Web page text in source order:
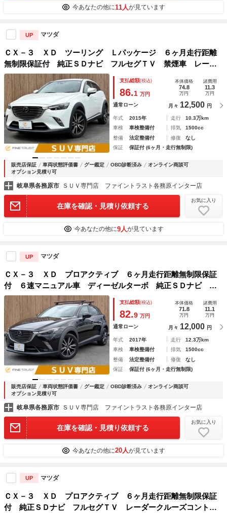
今あなたの他に11人が見ています
UP マツダ
ＣＸ－３ ＸＤ ツーリング Ｌパッケージ ６ヶ月走行距離
無制限保証付 純正ＳＤナビ フルセグＴＶ 禁煙車 レーダ
ークルーズコントロール バックカメラ シートヒーター ハ
ーフレザーシート 衝突軽減ブレーキ Ｂｌｕｅｔｏｏｔｈ
ＬＥＤヘッドライト
支払総額(税込)
86.1 万円
本体価格
74.8
万円
諸費用
11.3
万円
通常ローン 月々 12,500 円
年式 2015年 走行
10.3万km
車検
車検整備付 排気
1500cc
整備
法定整備付 修復
なし
保証
保証付 (6ヶ月・走行無制限)
販売店保証 車両状態評価書 グー鑑定 OBD診断済み
オンライン商談可
オプション見積り可
岐阜県各務原市 ＳＵＶ専門店 ファイントラスト各務原インター店
在庫を確認・見積り依頼する
お気に入り
今あなたの他に9人が見ています
UP マツダ
ＣＸ－３ ＸＤ プロアクティブ ６ヶ月走行距離無制限保証
付 ６速マニュアル車 ディーゼルターボ 純正ＳＤナビ ブ
ラインドスポットモニター 衝突軽減ブレーキ バックカメ
ラ レーダークルーズコントロール ＥＴＣ 禁煙車 フルセ
グＴＶ
支払総額(税込)
82.9 万円
本体価格
71.8
万円
諸費用
11.1
万円
通常ローン 月々 12,000 円
年式 2017年 走行
12.3万km
車検
車検整備付 排気
1500cc
整備
法定整備付 修復
なし
保証
保証付 (6ヶ月・走行無制限)
販売店保証 車両状態評価書 グー鑑定 OBD診断済み
オンライン商談可
オプション見積り可
岐阜県各務原市 ＳＵＶ専門店 ファイントラスト各務原インター店
在庫を確認・見積り依頼する
お気に入り
今あなたの他に20人が見ています
UP マツダ
ＣＸ－３ ＸＤ プロアクティブ ６ヶ月走行距離無制限保証
付 純正ＳＤナビ フルセグＴＶ レーダークルーズコントロ